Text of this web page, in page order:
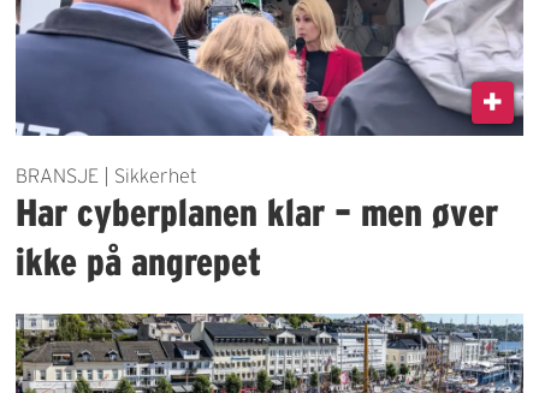
BRANSJE | Sikkerhet
Har cyberplanen klar – men øver
ikke på angrepet